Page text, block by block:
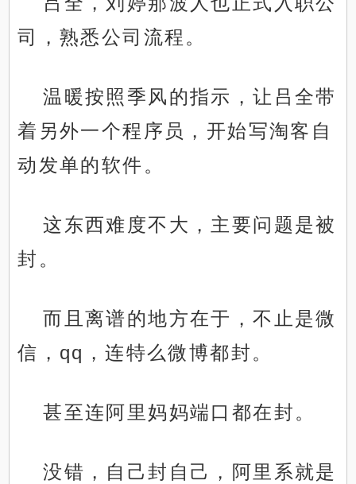
司，熟悉公司流程。
温暖按照季风的指示，让吕全带
着另外一个程序员，开始写淘客自
动发单的软件。
这东西难度不大，主要问题是被
封。
而且离谱的地方在于，不止是微
信，qq，连特么微博都封。
甚至连阿里妈妈端口都在封。
没错，自己封自己，阿里系就是